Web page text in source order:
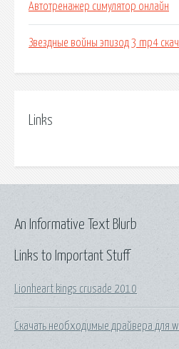
Автотренажер симулятор онлайн
Звездные войны эпизод 3 mp4
Links
Links to Important Stuff
Lionheart kings crusade 2010
Скачать необходимые драйвера для
An Informative Text Blurb